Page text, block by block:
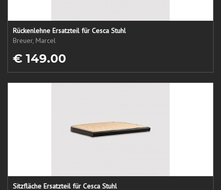
Rückenlehne Ersatzteil für Cesca Stuhl
Breuer, Marcel
€ 149.00
Sitzfläche Ersatzteil für Cesca Stuhl